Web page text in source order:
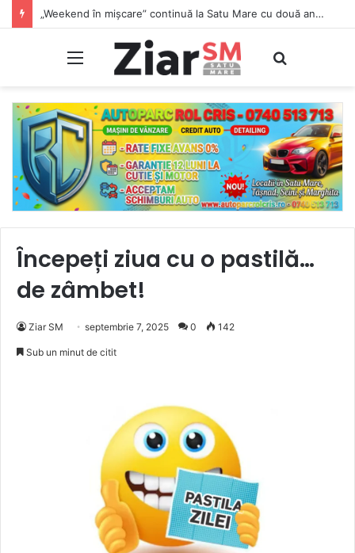
„Weekend în mișcare” continuă la Satu Mare cu două antrenamente gratuite pe malul Someșului
Meniu
Începeți ziua cu o pastilă…
de zâmbet!
Ziar SM septembrie 7, 2025 0 142
Sub un minut de citit